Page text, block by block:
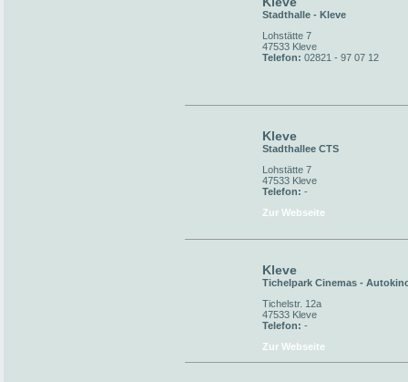
Stadthalle - Kleve
Lohstätte 7
47533 Kleve
Telefon: 02821 - 97 07 12
Kleve
Stadthallee CTS
Lohstätte 7
47533 Kleve
Telefon: -
Zur Webseite
Kleve
Tichelpark Cinemas -
Tichelstr. 12a
47533 Kleve
Telefon: -
Zur Webseite